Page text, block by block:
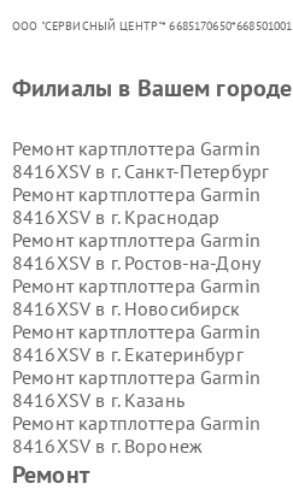
ООО "СЕРВИСНЫЙ ЦЕНТР"* 6685170650*668501001
Ремонт
Филиалы в Вашем городе
Ремонт картплоттера Garmin
8416XSV в г. Санкт-Петербург
Ремонт картплоттера Garmin
8416XSV в г. Краснодар
Ремонт картплоттера Garmin
8416XSV в г. Ростов-на-Дону
Ремонт картплоттера Garmin
8416XSV в г. Новосибирск
Ремонт картплоттера Garmin
8416XSV в г. Екатеринбург
Ремонт картплоттера Garmin
8416XSV в г. Казань
Ремонт картплоттера Garmin
8416XSV в г. Воронеж
Ремонт картплоттера Garmin
8416XSV в г.